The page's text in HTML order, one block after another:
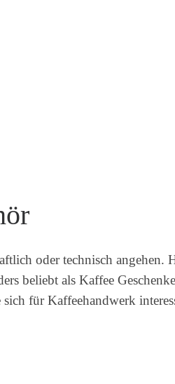
oder technisch angehen.
beliebt als Kaffee
für Kaffeehandwerk